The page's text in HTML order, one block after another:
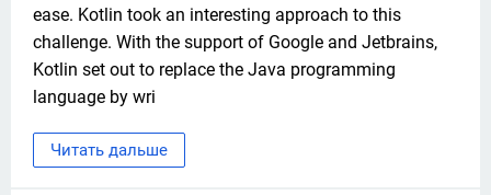
ease. Kotlin took an interesting approach to this
challenge. With the support of Google and Jetbrains,
Kotlin set out to replace the Java programming
language by wri
Читать дальше